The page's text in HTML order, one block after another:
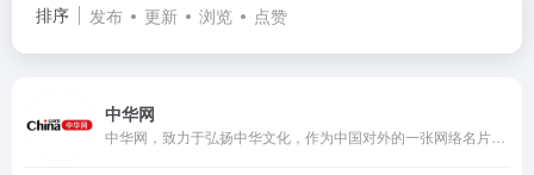
排序 发布 更新 浏览 点赞
中华网